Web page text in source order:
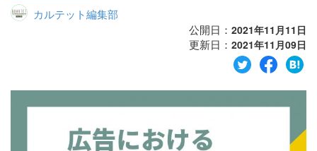
お申し込みから運用開始までの流れ
カルテット編集部
公開日： 2021年11月11日
更新日： 2021年11月09日